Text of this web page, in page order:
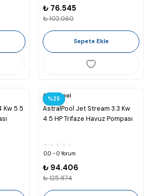
₺ 76.545
₺ 102.060
Sepete Ekle
Kw 5.5
%25
Astralpool
AstralPool Jet Stream 3.3 Kw
4.5 HP Trifaze Havuz Pompası
0.0 - 0 Yorum
₺ 94.406
₺ 125.874